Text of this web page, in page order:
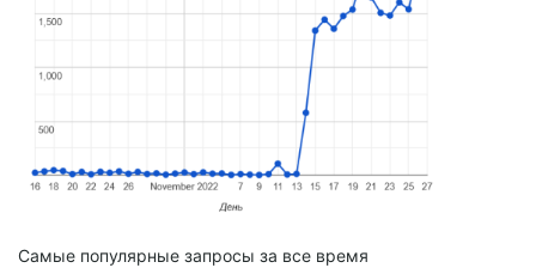
Самые популярные запросы за все время